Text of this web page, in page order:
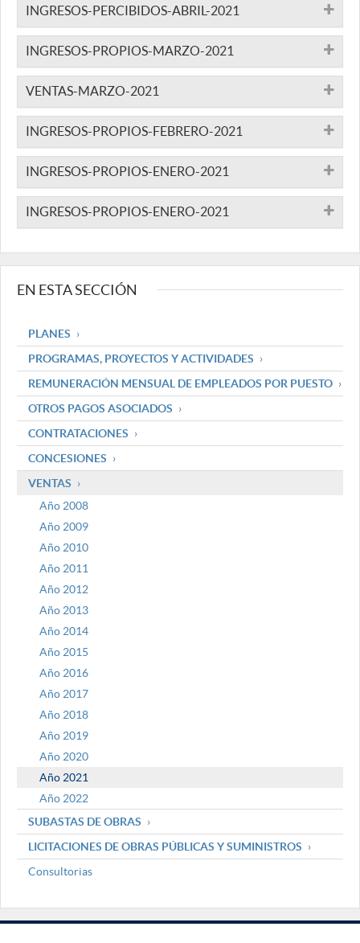
INGRESOS-PERCIBIDOS-ABRIL-2021
INGRESOS-PROPIOS-MARZO-2021
VENTAS-MARZO-2021
INGRESOS-PROPIOS-FEBRERO-2021
INGRESOS-PROPIOS-ENERO-2021
INGRESOS-PROPIOS-ENERO-2021
EN ESTA SECCIÓN
PLANES
PROGRAMAS, PROYECTOS Y ACTIVIDADES
REMUNERACIÓN MENSUAL DE EMPLEADOS POR PUESTO
OTROS PAGOS ASOCIADOS
CONTRATACIONES
CONCESIONES
VENTAS
Año 2008
Año 2009
Año 2010
Año 2011
Año 2012
Año 2013
Año 2014
Año 2015
Año 2016
Año 2017
Año 2018
Año 2019
Año 2020
Año 2021
Año 2022
SUBASTAS DE OBRAS
LICITACIONES DE OBRAS PÚBLICAS Y SUMINISTROS
Consultorias